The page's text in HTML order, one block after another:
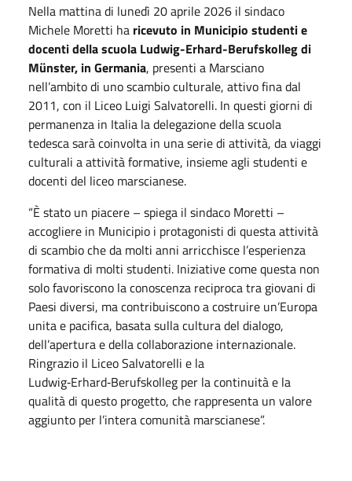
Nella mattina di lunedì 20 aprile 2026 il sindaco
Michele Moretti ha ricevuto in Municipio studenti e
docenti della scuola Ludwig-Erhard-Berufskolleg di
Münster, in Germania, presenti a Marsciano
nell’ambito di uno scambio culturale, attivo fina dal
2011, con il Liceo Luigi Salvatorelli. In questi giorni di
permanenza in Italia la delegazione della scuola
tedesca sarà coinvolta in una serie di attività, da viaggi
culturali a attività formative, insieme agli studenti e
docenti del liceo marscianese.
“È stato un piacere – spiega il sindaco Moretti –
accogliere in Municipio i protagonisti di questa attività
di scambio che da molti anni arricchisce l’esperienza
formativa di molti studenti. Iniziative come questa non
solo favoriscono la conoscenza reciproca tra giovani di
Paesi diversi, ma contribuiscono a costruire un’Europa
unita e pacifica, basata sulla cultura del dialogo,
dell’apertura e della collaborazione internazionale.
Ringrazio il Liceo Salvatorelli e la
Ludwig‑Erhard‑Berufskolleg per la continuità e la
qualità di questo progetto, che rappresenta un valore
aggiunto per l’intera comunità marscianese”.